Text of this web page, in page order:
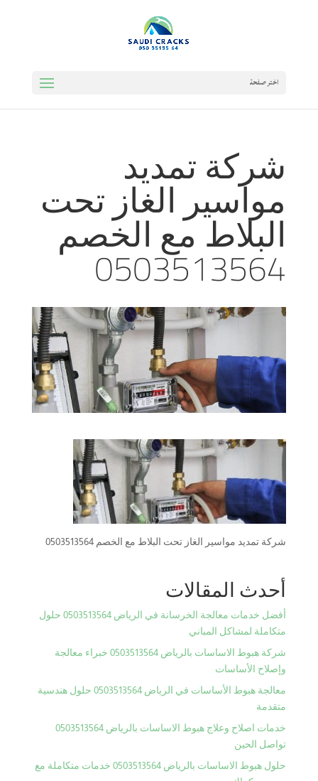
اختر صفحة
شركة تمديد
مواسير الغاز تحت
البلاط مع الخصم
0503513564
شركة تمديد مواسير الغاز تحت البلاط مع الخصم 0503513564
أحدث المقالات
أفضل خدمات معالجة الخرسانة في الرياض 0503513564 حلول
متكاملة لمشاكل المباني
شركة هبوط الاساسات بالرياض 0503513564 خبراء معالجة
وإصلاح الأساسات
معالجة هبوط الأساسات في الرياض 0503513564 حلول هندسية
متقدمة
خدمات اصلاح وعلاج هبوط الاساسات بالرياض 0503513564
تواصل الحين
حلول هبوط الاساسات بالرياض 0503513564 خدمات متكاملة مع